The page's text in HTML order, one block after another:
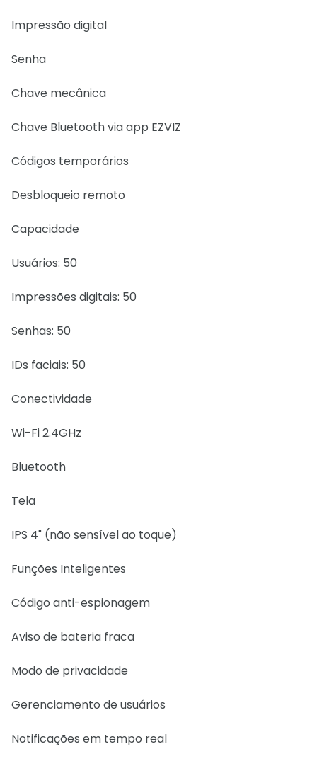
Impressão digital
Senha
Chave mecânica
Chave Bluetooth via app EZVIZ
Códigos temporários
Desbloqueio remoto
Capacidade
Usuários: 50
Impressões digitais: 50
Senhas: 50
IDs faciais: 50
Conectividade
Wi-Fi 2.4GHz
Bluetooth
Tela
IPS 4" (não sensível ao toque)
Funções Inteligentes
Código anti-espionagem
Aviso de bateria fraca
Modo de privacidade
Gerenciamento de usuários
Notificações em tempo real